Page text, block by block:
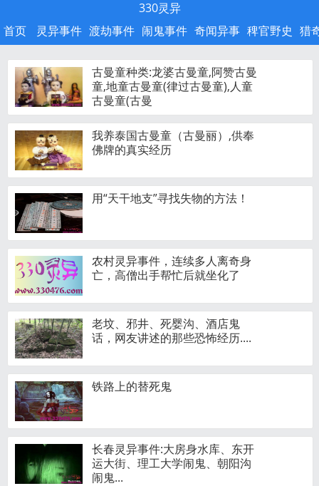
330灵异
首页
灵异事件 渡劫事件 闹鬼事件 奇闻异事 稗官野史 猎
古曼童种类:龙婆古曼童,阿赞古曼
童,地童古曼童(律过古曼童),人童
古曼童(古曼
我养泰国古曼童（古曼丽）,供奉
佛牌的真实经历
用“天干地支”寻找失物的方法！
农村灵异事件，连续多人离奇身
亡，高僧出手帮忙后就坐化了
老坟、邪井、死婴沟、酒店鬼
话，网友讲述的那些恐怖经历....
铁路上的替死鬼
长春灵异事件:大房身水库、东开
运大街、理工大学闹鬼、朝阳沟
闹鬼...